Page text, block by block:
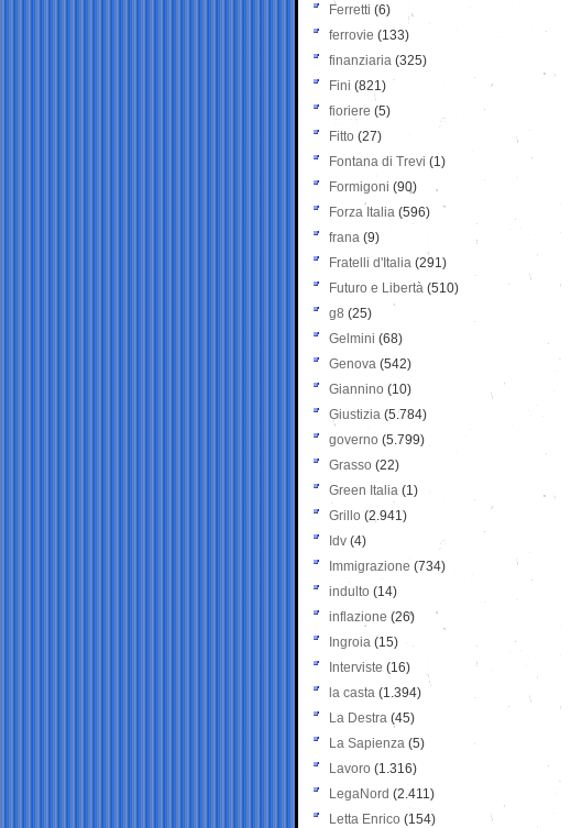
Ferretti (6)
ferrovie (133)
finanziaria (325)
Fini (821)
fioriere (5)
Fitto (27)
Fontana di Trevi (1)
Formigoni (90)
Forza Italia (596)
frana (9)
Fratelli d'Italia (291)
Futuro e Libertà (510)
g8 (25)
Gelmini (68)
Genova (542)
Giannino (10)
Giustizia (5.784)
governo (5.799)
Grasso (22)
Green Italia (1)
Grillo (2.941)
Idv (4)
Immigrazione (734)
indulto (14)
inflazione (26)
Ingroia (15)
Interviste (16)
la casta (1.394)
La Destra (45)
La Sapienza (5)
Lavoro (1.316)
LegaNord (2.411)
Letta Enrico (154)